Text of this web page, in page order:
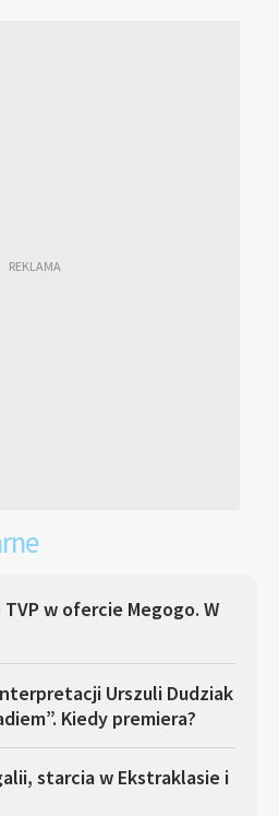
w ofercie Megogo. W
Urszuli Dudziak
Kiedy premiera?
starcia w Ekstraklasie i